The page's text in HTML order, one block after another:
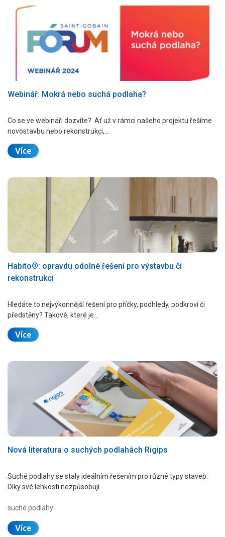
Webinář: Mokrá nebo suchá podlaha?
Co se ve webináři dozvíte? Ať už v rámci našeho projektu řešíme
novostavbu nebo rekonstrukci,…
Více
Habito®: opravdu odolné řešení pro výstavbu či
rekonstrukci
Hledáte to nejvýkonnější řešení pro příčky, podhledy, podkroví či
předstěny? Takové, které je…
Více
Nová literatura o suchých podlahách Rigips
Suché podlahy se staly ideálním řešením pro různé typy staveb.
Díky své lehkosti nezpůsobují…
suché podlahy
Více